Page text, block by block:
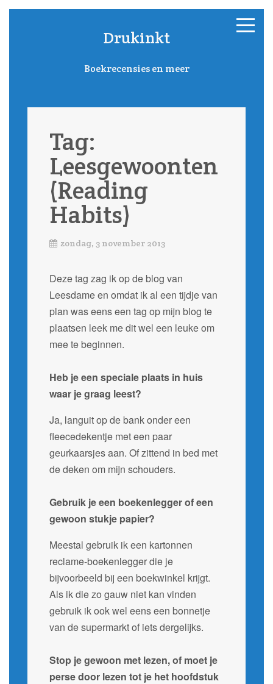
Drukinkt
Boekrecensies en meer
Tag:
Leesgewoonten
(Reading
Habits)
zondag, 3 november 2013
Deze tag zag ik op de blog van
Leesdame en omdat ik al een tijdje van
plan was eens een tag op mijn blog te
plaatsen leek me dit wel een leuke om
mee te beginnen.
Heb je een speciale plaats in huis
waar je graag leest?
Ja, languit op de bank onder een
fleecedekentje met een paar
geurkaarsjes aan. Of zittend in bed met
de deken om mijn schouders.
Gebruik je een boekenlegger of een
gewoon stukje papier?
Meestal gebruik ik een kartonnen
reclame-boekenlegger die je
bijvoorbeeld bij een boekwinkel krijgt.
Als ik die zo gauw niet kan vinden
gebruik ik ook wel eens een bonnetje
van de supermarkt of iets dergelijks.
Stop je gewoon met lezen, of moet je
perse door lezen tot je het hoofdstuk